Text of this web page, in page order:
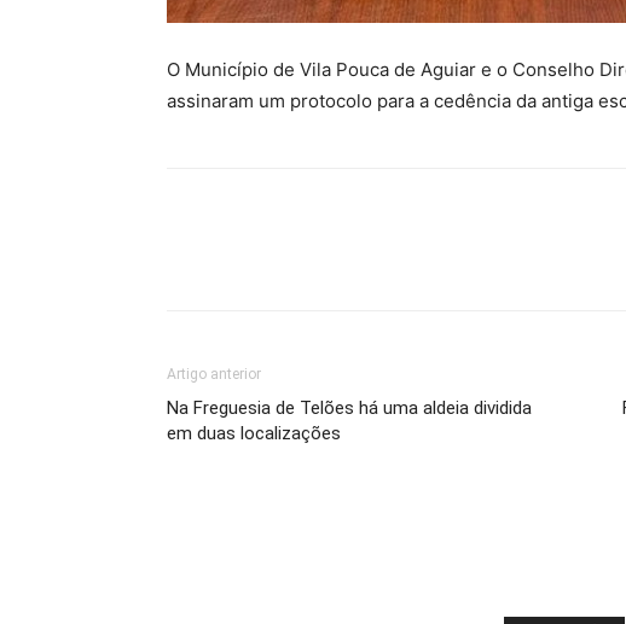
O Município de Vila Pouca de Aguiar e o Conselho
assinaram um protocolo para a cedência da antiga
Artigo anterior
Na Freguesia de Telões há uma aldeia dividida
em duas localizações